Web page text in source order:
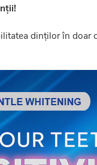
dinților în doar